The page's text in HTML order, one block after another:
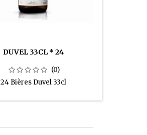
DUVEL 33CL * 24
(0)
24 Bières Duvel 33cl